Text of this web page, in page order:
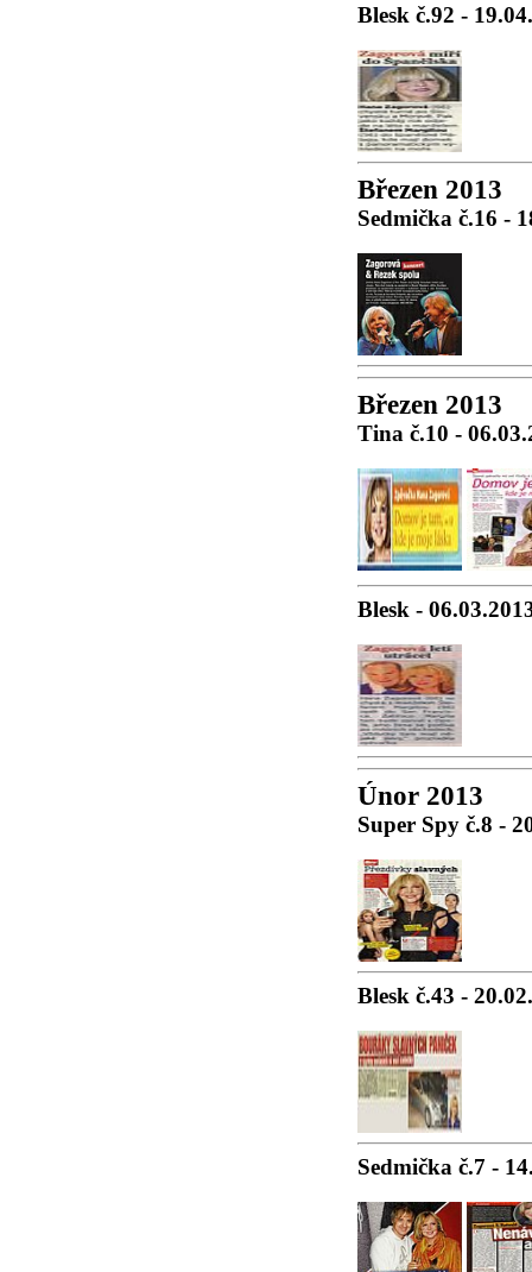
Blesk č.92 -
Březen 2013
Sedmička č.16 -
Březen 2013
Tina č.10 -
Blesk -
Únor 2013
Super Spy č.8 -
Blesk č.43 -
Sedmička č.7 -